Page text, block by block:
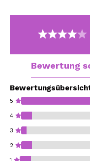
Bewertung
5
4
3
2